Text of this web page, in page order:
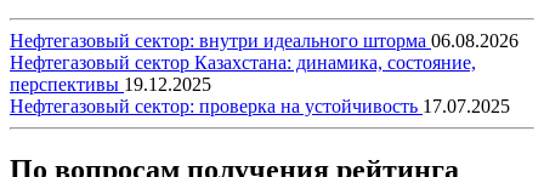
Нефтегазовый сектор: внутри идеального шторма 06.08.2026
Нефтегазовый сектор Казахстана: динамика, состояние,
перспективы 19.12.2025
Нефтегазовый сектор: проверка на устойчивость 17.07.2025
По вопросам получения рейтинга